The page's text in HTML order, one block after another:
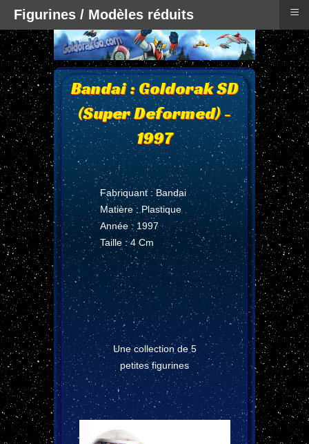
Bandai : Goldorak SD
(Super Deformed) -
1997
Fabriquant : Bandai
Matière : Plastique
Année : 1997
Taille : 4 Cm
Une collection de 5
petites figurines
Figurines / Modèles réduits ≡